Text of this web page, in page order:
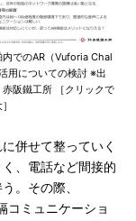
内でのAR（Vuforia Chal
用についての検討 ※出
赤阪鐵工所 ［クリックで
併せて整っていく
、電話など間接的
。その際、
コミュニケーショ